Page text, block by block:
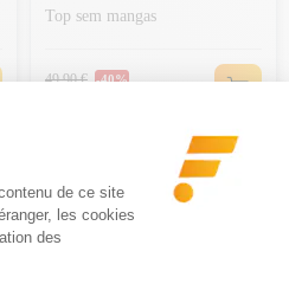
Top sem mangas
Preço normal
49,90 € -40%